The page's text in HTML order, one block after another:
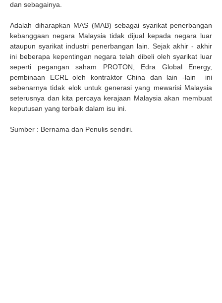
dan sebagainya.
Adalah diharapkan MAS (MAB) sebagai syarikat penerbangan
kebanggaan negara Malaysia tidak dijual kepada negara luar
ataupun syarikat industri penerbangan lain. Sejak akhir - akhir
ini beberapa kepentingan negara telah dibeli oleh syarikat luar
seperti pegangan saham PROTON, Edra Global Energy,
pembinaan ECRL oleh kontraktor China dan lain -lain ini
sebenarnya tidak elok untuk generasi yang mewarisi Malaysia
seterusnya dan kita percaya kerajaan Malaysia akan membuat
keputusan yang terbaik dalam isu ini.
Sumber : Bernama dan Penulis sendiri.